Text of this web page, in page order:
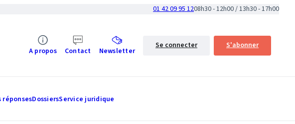
01 42 09 95 1208h30 - 12h00 / 13h30 - 17h00
A propos Contact Newsletter
Se connecter S'abonner
réponsesDossiersService juridique